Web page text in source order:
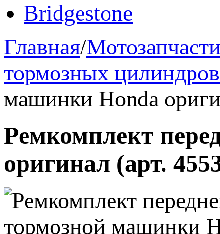
Bridgestone
Главная/
тормозных цилиндров
машинки Honda
Ремкомплект
оригинал (арт.